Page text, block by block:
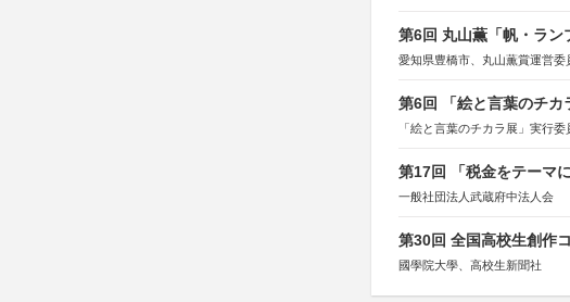
第6回 丸山薫「帆・ラン
愛知県豊橋市、丸山薫賞運営委
第6回 「絵と言葉のチカ
「絵と言葉のチカラ展」実行委
第17回 「税金をテーマ
一般社団法人武蔵府中法人会
第30回 全国高校生創作
國學院大學、高校生新聞社